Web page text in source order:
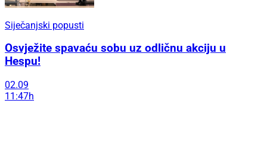
Siječanjski popusti
Osvježite spavaću sobu uz odličnu akciju u
Hespu!
02.09
11:47h